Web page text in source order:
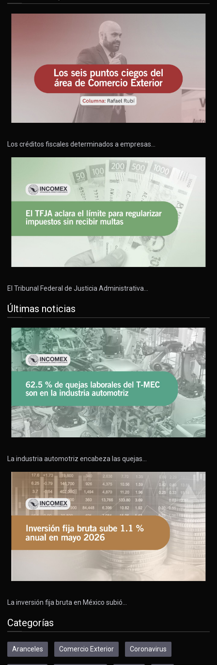
Los créditos fiscales determinados a empresas…
El Tribunal Federal de Justicia Administrativa…
Últimas noticias
La industria automotriz encabeza las quejas…
La inversión fija bruta en México subió…
Categorías
Aranceles Comercio Exterior Coronavirus